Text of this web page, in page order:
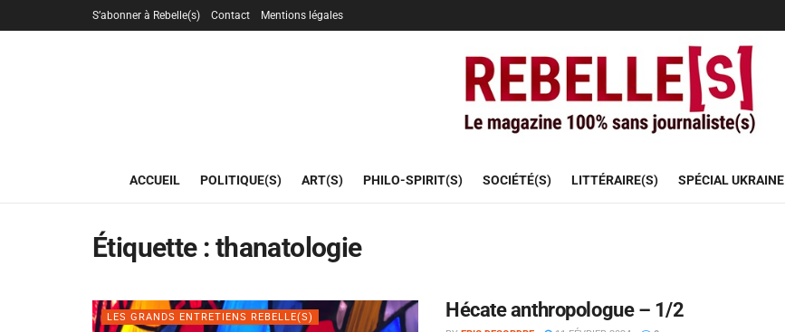
S’abonner à Rebelle(s) Contact Mentions légales
ACCUEIL POLITIQUE(S) ART(S) PHILO-SPIRIT(S) SOCIÉTÉ(S) LITTÉRAIRE(S) SPÉCIAL UKRAINE
Étiquette : thanatologie
LES GRANDS ENTRETIENS REBELLE(S) Hécate anthropologue – 1/2